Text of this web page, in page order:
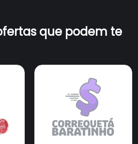
que podem te